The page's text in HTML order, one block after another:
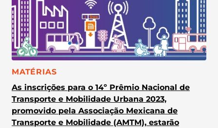
CATEGORIA:
MATÉRIAS
As inscrições para o 14º Prêmio Nacional de
Transporte e Mobilidade Urbana 2023,
promovido pela Associação Mexicana de
Transporte e Mobilidade (AMTM), estarão